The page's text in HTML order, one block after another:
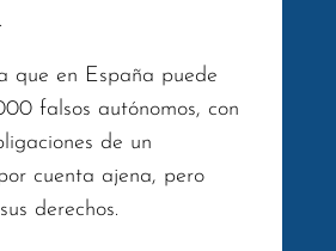
que en España puede
falsos autónomos, con
de un
cuenta ajena, pero
derechos.